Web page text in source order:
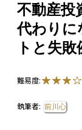
不動産投
代わりに
トと失敗
難易度:
執筆者: 前川心